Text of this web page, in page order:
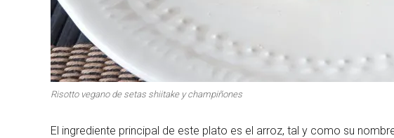
Risotto vegano de setas shiitake y champiñones
El ingrediente principal de este plato es el arroz, tal y como su